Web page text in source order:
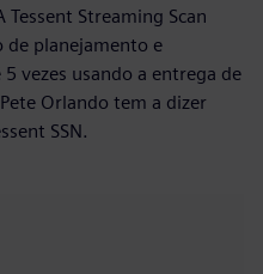
Streaming Scan
de planejamento e
vezes usando a entrega de
Orlando tem a dizer
SSN.